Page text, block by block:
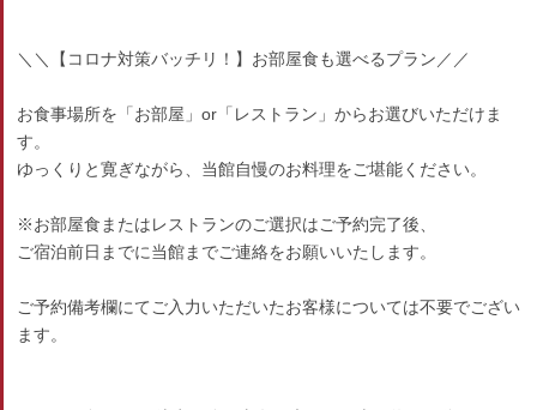
＼＼【コロナ対策バッチリ！】お部屋食も選べるプラン／／
お食事場所を「お部屋」or「レストラン」からお選びいただけま
す。
ゆっくりと寛ぎながら、当館自慢のお料理をご堪能ください。
※お部屋食またはレストランのご選択はご予約完了後、
ご宿泊前日までに当館までご連絡をお願いいたします。
ご予約備考欄にてご入力いただいたお客様については不要でござい
ます。